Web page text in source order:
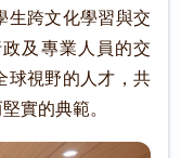
生跨文化學習與交
及專業人員的交
球視野的人才，共
實的典範。